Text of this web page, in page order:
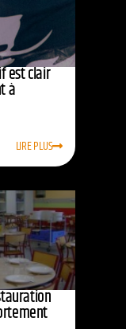
est clair
à
LIRE PLUS